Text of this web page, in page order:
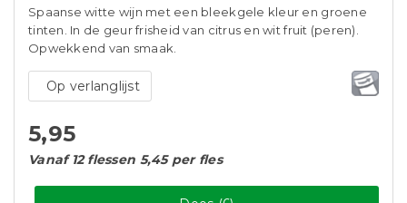
Spaanse witte wijn met een bleekgele kleur en groene
tinten. In de geur frisheid van citrus en wit fruit (peren).
Opwekkend van smaak.
Op verlanglijst
5,95
Vanaf 12 flessen 5,45 per fles